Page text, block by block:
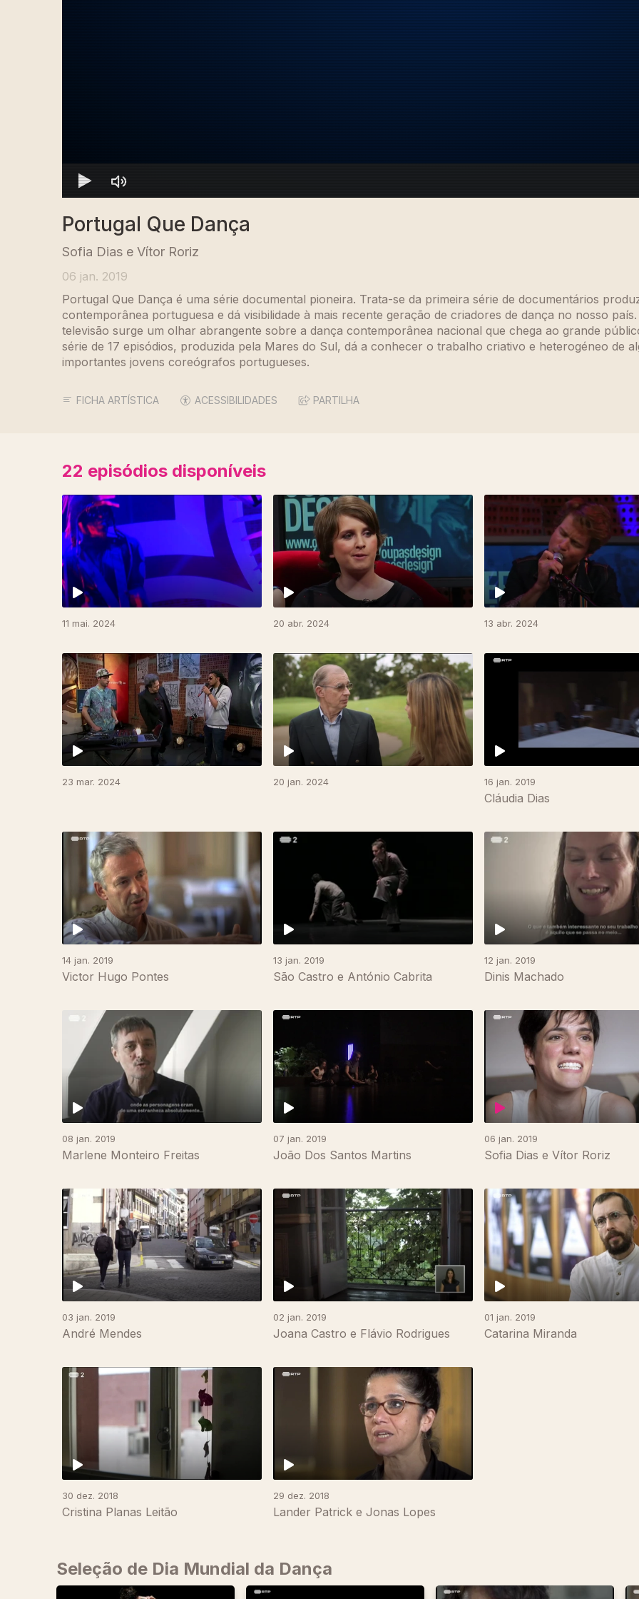
Portugal Que Dança
Sofia Dias e Vítor Roriz
06 jan. 2019
Portugal Que Dança é uma série documental pioneira. Trata-se da primeira série de documentários
contemporânea portuguesa e dá visibilidade à mais recente geração de criadores de dança no nosso
televisão surge um olhar abrangente sobre a dança contemporânea nacional que chega ao grande
série de 17 episódios, produzida pela Mares do Sul, dá a conhecer o trabalho criativo e heterogéneo de
importantes jovens coreógrafos portugueses.
FICHA ARTÍSTICA ACESSIBILIDADES PARTILHA
22 episódios disponíveis
11 mai. 2024 20 abr. 2024 13 abr. 2024
23 mar. 2024 20 jan. 2024 16 jan. 2019
Cláudia Dias
14 jan. 2019
Victor Hugo Pontes
13 jan. 2019
São Castro e António Cabrita
12 jan. 2019
Dinis Machado
350541
08 jan. 2019
Marlene Monteiro Freitas
07 jan. 2019
João Dos Santos Martins
06 jan. 2019
Sofia Dias e Vítor Roriz
03 jan. 2019
André Mendes
02 jan. 2019
Joana Castro e Flávio Rodrigues
01 jan. 2019
Catarina Miranda
30 dez. 2018
Cristina Planas Leitão
29 dez. 2018
Lander Patrick e Jonas Lopes
441622
Seleção de Dia Mundial da Dança